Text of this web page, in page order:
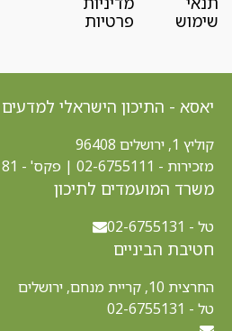
שימוש
פרטיות
יאסא - התיכון הישראלי למדעים
קוליץ 1, ירושלים 96408
מזכירות - 02-6755111 | פקס' - 02-6430181 |
משרד המועמדים לתיכון
טל - 02-6755131
חטיבת הביניים
החרצית 10, קריית מנחם, ירושלים
טל - 02-6755131